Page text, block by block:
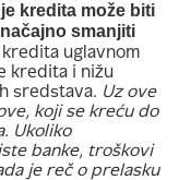
kredita može biti
smanjiti
uglavnom
kredita i nižu
sredstava. Uz ove
koji se kreću do
Ukoliko
banke, troškovi
je reč o prelasku